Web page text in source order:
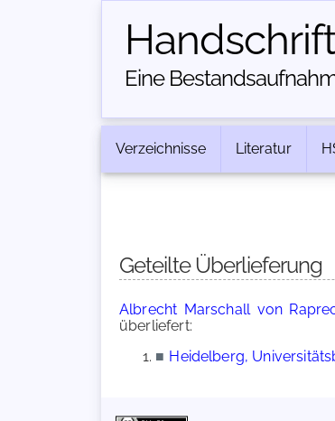
Eine
Verzeichnisse Literatur
Geteilte Überlieferung
Albrecht Marschall von
überliefert:
■ Heidelberg,